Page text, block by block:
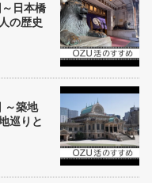
日本橋
の歴史
～築地
巡りと